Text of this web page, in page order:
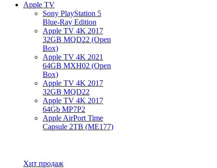
Apple TV
Sony PlayStation 5
Blue-Ray Edition
Apple TV 4K 2017
32GB MQD22 (Open
Box)
Apple TV 4K 2021
64GB MXH02 (Open
Box)
Apple TV 4K 2017
32GB MQD22
Apple TV 4K 2017
64Gb MP7P2
Apple AirPort Time
Capsule 2TB (ME177)
Хит продаж